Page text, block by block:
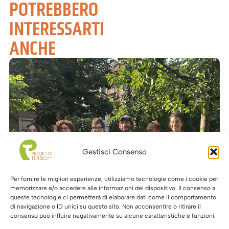
Gestisci Consenso
Per fornire le migliori esperienze, utilizziamo tecnologie come i cookie per
memorizzare e/o accedere alle informazioni del dispositivo. Il consenso a
queste tecnologie ci permetterà di elaborare dati come il comportamento
di navigazione o ID unici su questo sito. Non acconsentire o ritirare il
consenso può influire negativamente su alcune caratteristiche e funzioni.
POTREBBERO
INTERESSARTI
ANCHE
1 Luglio 2026